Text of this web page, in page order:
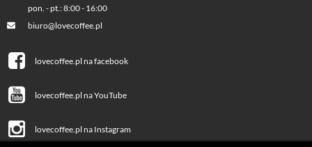
pon. - pt.: 8:00 - 16:00
biuro@lovecoffee.pl
lovecoffee.pl na facebook
lovecoffee.pl na YouTube
lovecoffee.pl na Instagram